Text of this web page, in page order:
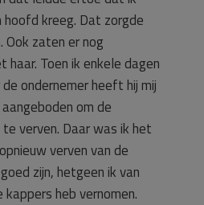
hoofd kreeg. Dat zorgde
zaten er nog
haar. Toen ik enkele dagen
ondernemer heeft hij mij
om de
verven. Daar was ik het
verven van de
zijn, hetgeen ik van
heb vernomen.